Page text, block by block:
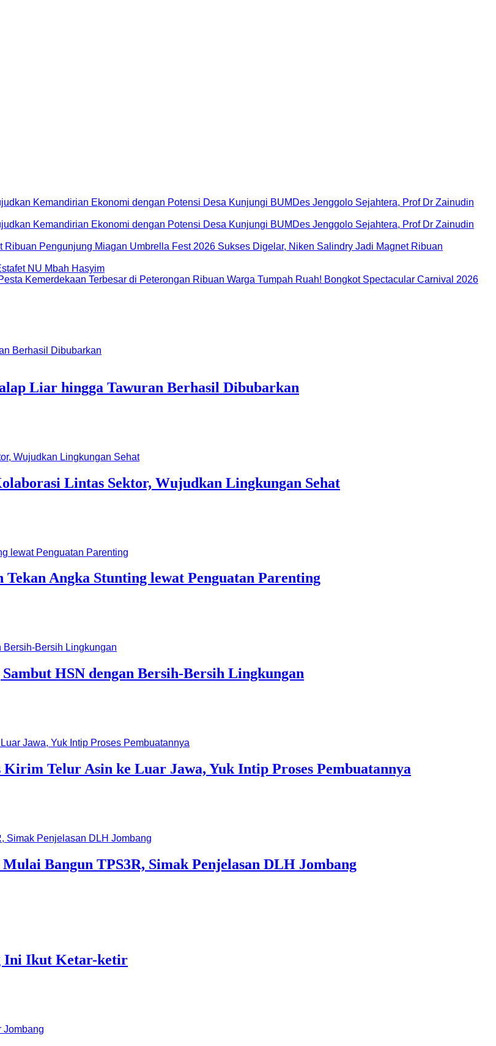
Kunjungi BUMDes Jenggolo Sejahtera, Prof Dr Zainudin
Kunjungi BUMDes Jenggolo Sejahtera, Prof Dr Zainudin
Miagan Umbrella Fest 2026 Sukses Digelar, Niken Salindry Jadi Magnet Ribuan
NU Mbah Hasyim
Ribuan Warga Tumpah Ruah! Bongkot Spectacular Carnival 2026
Liar hingga Tawuran Berhasil Dibubarkan
Lintas Sektor, Wujudkan Lingkungan Sehat
Angka Stunting lewat Penguatan Parenting
HSN dengan Bersih-Bersih Lingkungan
Telur Asin ke Luar Jawa, Yuk Intip Proses Pembuatannya
Bangun TPS3R, Simak Penjelasan DLH Jombang
Ini Ikut Ketar-ketir